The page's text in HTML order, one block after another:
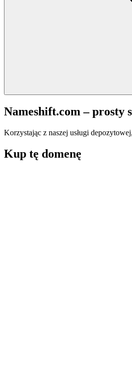
Nameshift.com – prosty
Korzystając z naszej usługi
Kup tę domenę